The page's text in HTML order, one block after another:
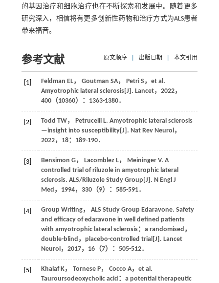
的基因治疗和细胞治疗也在不断探索和发展中。随着更多
研究深入，相信将有更多创新性药物和治疗方式为ALS患者
带来福音。
参考文献 原文顺序 出版日期 本文引用
[1] Feldman EL， Goutman SA， Petri S ， et al .
Amyotrophic lateral sclerosis[J]. Lancet， 2022，
400（10360）：1363-1380．
[2] Todd TW， Petrucelli L. Amyotrophic lateral sclerosis
—insight into susceptibility[J]. Nat Rev Neurol ，
2022， 18：189-190．
[3] Bensimon G， Lacomblez L， Meininger V. A
controlled trial of riluzole in amyotrophic lateral
sclerosis. ALS/Riluzole Study Group[J]. N Engl J
Med ， 1994， 330（9）：585-591．
[4] Group Writing， ALS Study Group Edaravone. Safety
and efficacy of edaravone in well defined patients
with amyotrophic lateral sclerosis：a randomised，
double-blind，placebo-controlled trial[J]. Lancet
Neurol ， 2017， 16（7）：505-512．
[5] Khalaf K， Tornese P， Cocco A， et al .
Tauroursodeoxycholic acid：a potential therapeutic